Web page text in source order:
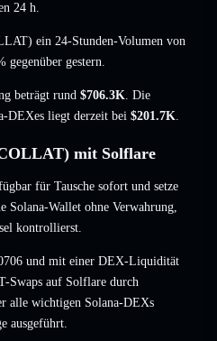
24 h.
ein 24-Stunden-Volumen von
gegenüber gestern.
beträgt rund $706.3K. Die
DEXes liegt derzeit bei $201.7K.
mit Solflare
für Tausche sofort und setze
Solana-Wallet ohne Verwahrung,
kontrollierst.
und mit einer DEX-Liquidität
Swaps auf Solflare durch
alle wichtigen Solana-DEXs
ausgeführt.